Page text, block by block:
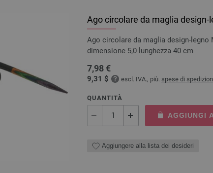
Ago circolare da maglia
Ago circolare da maglia design-legno
dimensione 5,0 lunghezza 40 cm
7,98 €
9,31 $ escl. IVA., più. spese di
QUANTITÀ
AGGIUNGI
Aggiungere alla lista dei desideri